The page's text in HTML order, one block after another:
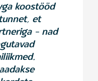
koostööd
et
– nad